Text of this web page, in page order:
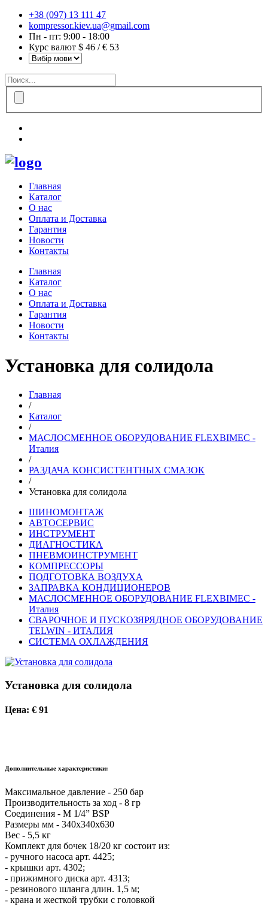
+38 (097) 13 111 47
kompressor.kiev.ua@gmail.com
Пн - пт: 9:00 - 18:00
Курс валют $ 46 / € 53
Главная
Каталог
О нас
Оплата и Доставка
Гарантия
Новости
Контакты
Главная
Каталог
О нас
Оплата и Доставка
Гарантия
Новости
Контакты
Установка для солидола
Главная
/
Каталог
/
МАСЛОСМЕННОЕ ОБОРУДОВАНИЕ FLEXBIMEC -
Италия
/
РАЗДАЧА КОНСИСТЕНТНЫХ СМАЗОК
/
Установка для солидола
ШИНОМОНТАЖ
АВТОСЕРВИС
ИНСТРУМЕНТ
ДИАГНОСТИКА
ПНЕВМОИНСТРУМЕНТ
КОМПРЕССОРЫ
ПОДГОТОВКА ВОЗДУХА
ЗАПРАВКА КОНДИЦИОНЕРОВ
МАСЛОСМЕННОЕ ОБОРУДОВАНИЕ FLEXBIMEC -
Италия
СВАРОЧНОЕ И ПУСКОЗЯРЯДНОЕ ОБОРУДОВАНИЕ
TELWIN - ИТАЛИЯ
СИСТЕМА ОХЛАЖДЕНИЯ
Установка для солидола
Цена: € 91
Дополнительные характеристики:
Максимальное давление - 250 бар
Производительность за ход - 8 гр
Соединения - М 1/4” BSP
Размеры мм - 340x340x630
Вес - 5,5 кг
Комплект для бочек 18/20 кг состоит из:
- ручного насоса арт. 4425;
- крышки арт. 4302;
- прижимного диска арт. 4313;
- резинового шланга длин. 1,5 м;
- крана и жесткой трубки с головкой